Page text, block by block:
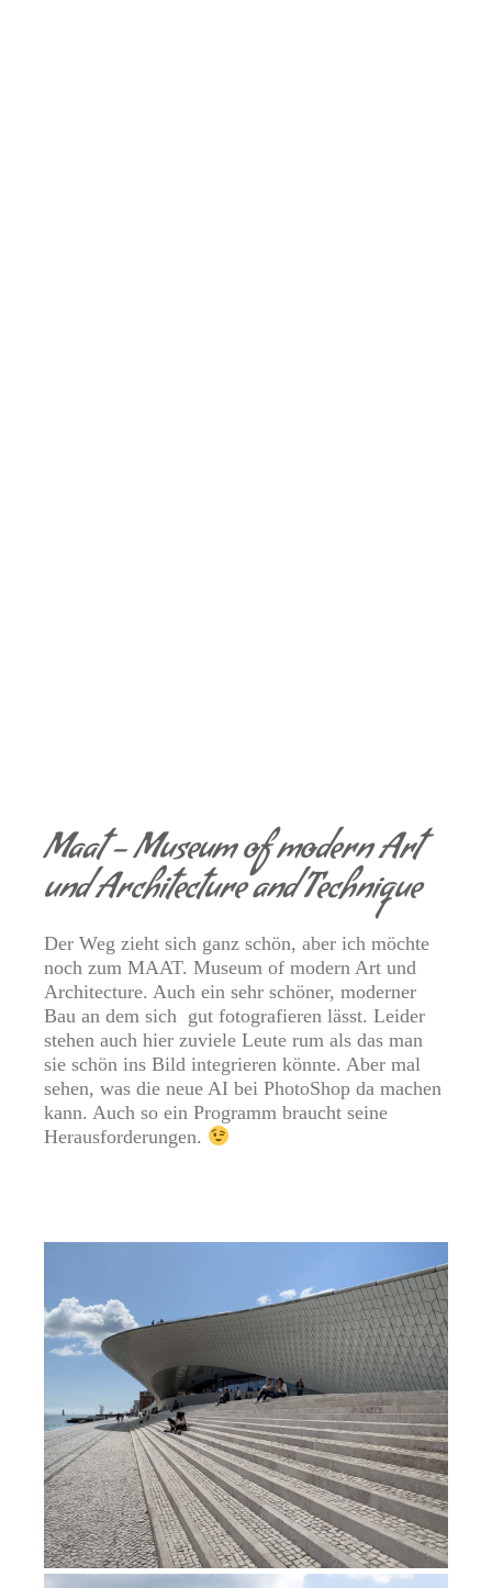
Maat – Museum of modern Art
und Architecture and Technique
Der Weg zieht sich ganz schön, aber ich möchte
noch zum MAAT. Museum of modern Art und
Architecture. Auch ein sehr schöner, moderner
Bau an dem sich gut fotografieren lässt. Leider
stehen auch hier zuviele Leute rum als das man
sie schön ins Bild integrieren könnte. Aber mal
sehen, was die neue AI bei PhotoShop da machen
kann. Auch so ein Programm braucht seine
Herausforderungen.